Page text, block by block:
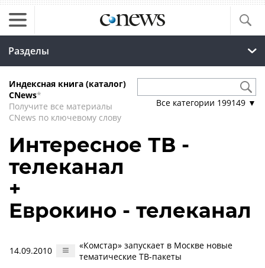
Разделы
Индексная книга (каталог)
CNews*
Получите все материалы
CNews по ключевому слову
Все категории 199149 ▼
Интересное ТВ -
телеканал
+
Еврокино - телеканал
14.09.2010
«Комстар» запускает в Москве новые
тематические ТВ-пакеты